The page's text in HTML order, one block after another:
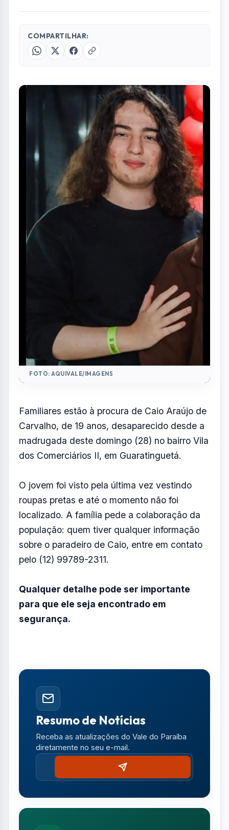
COMPARTILHAR:
FOTO: AQUIVALE/IMAGENS
Familiares estão à procura de Caio Araújo de
Carvalho, de 19 anos, desaparecido desde a
madrugada deste domingo (28) no bairro Vila
dos Comerciários II, em Guaratinguetá.
O jovem foi visto pela última vez vestindo
roupas pretas e até o momento não foi
localizado. A família pede a colaboração da
população: quem tiver qualquer informação
sobre o paradeiro de Caio, entre em contato
pelo (12) 99789-2311.
Qualquer detalhe pode ser importante
para que ele seja encontrado em
segurança.
Resumo de Notícias
Receba as atualizações do Vale do Paraíba
diretamente no seu e-mail.